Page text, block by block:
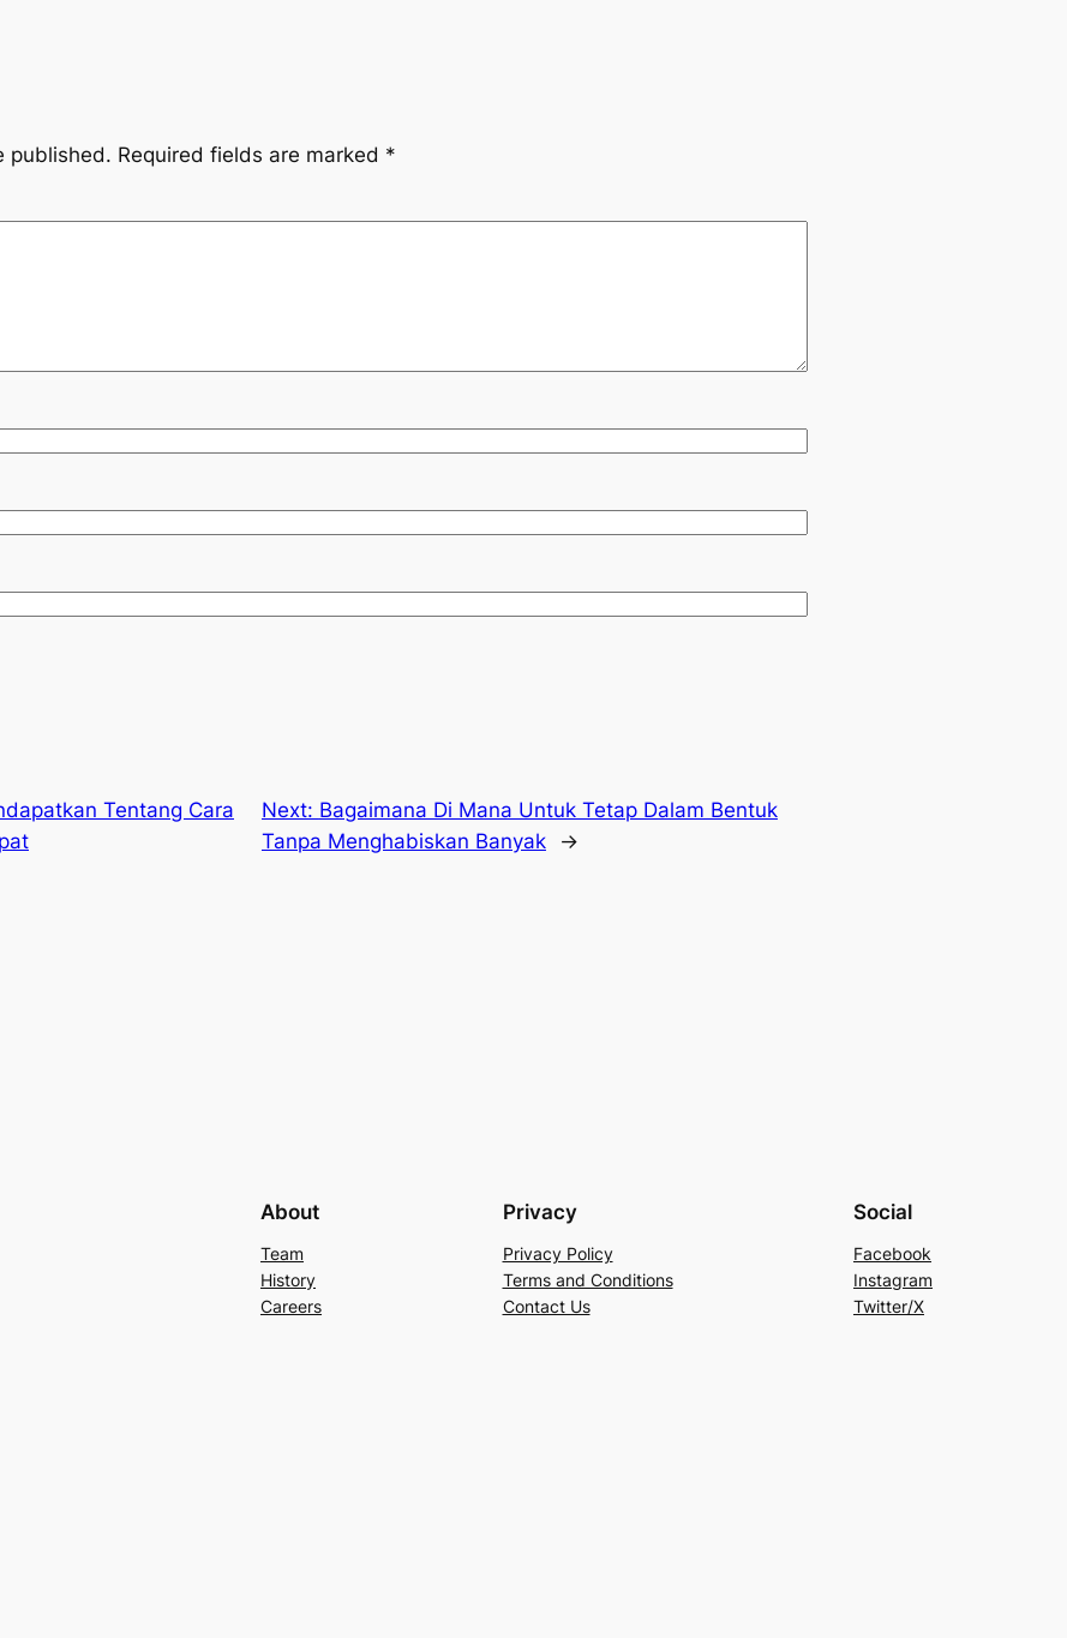
published. Required fields are marked *
Tentang Cara
Next: Bagaimana Di Mana Untuk Tetap Dalam Bentuk
Tanpa Menghabiskan Banyak
→
About
Team
History
Careers
Privacy
Privacy Policy
Terms and Conditions
Contact Us
Social
Facebook
Instagram
Twitter/X